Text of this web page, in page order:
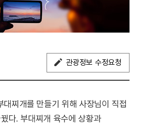
관광정보 수정요청
찌개를 만들기 위해 사장님이 직접
다. 부대찌개 육수에 상황과